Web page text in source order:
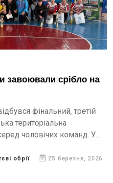
завоювали срібло на
фінальний, третій
територіальна
чоловічих команд. У
Тульчинської,
обрії 25 березня, 2026